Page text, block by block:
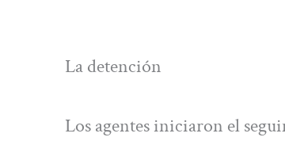
La detención
Los agentes iniciaron el